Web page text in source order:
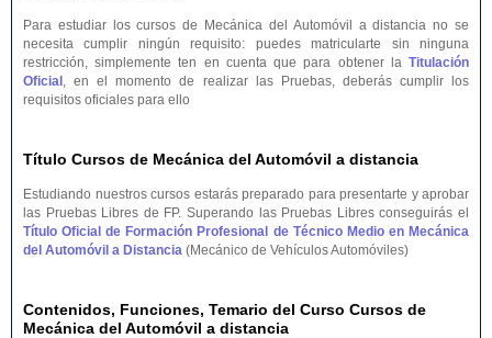
Para estudiar los cursos de Mecánica del Automóvil a distancia no se
necesita cumplir ningún requisito: puedes matricularte sin ninguna
restricción, simplemente ten en cuenta que para obtener la Titulación
Oficial , en el momento de realizar las Pruebas, deberás cumplir los
requisitos oficiales para ello
Título Cursos de Mecánica del Automóvil a distancia
Estudiando nuestros cursos estarás preparado para presentarte y aprobar
las Pruebas Libres de FP. Superando las Pruebas Libres conseguirás el
Título Oficial de Formación Profesional de Técnico Medio en Mecánica
del Automóvil a Distancia (Mecánico de Vehículos Automóviles)
Contenidos, Funciones, Temario del Curso Cursos de
Mecánica del Automóvil a distancia